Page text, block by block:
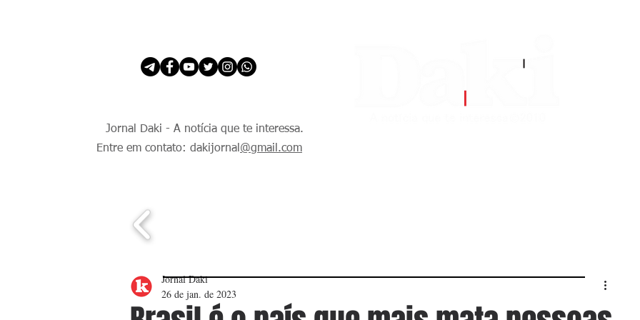
Jornal Daki - A notícia que te interessa.
Entre em contato: dakijornal @gmail.com
Jornal Daki
26 de jan. de 2023